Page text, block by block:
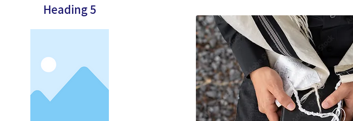
Heading 5